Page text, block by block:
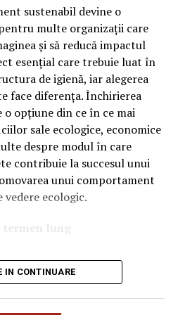
numărul mare de aprobări
o gamă de uleiuri dezvoltate
care necesită performanțe
numeroase specificații ale
în special motoarelor
inclusiv celor echipate cu:
sustenabil devine o
multe organizații care
și să reducă impactul
esențial care trebuie luat în
de igienă, iar alegerea
face diferența. Închirierea
opțiune din ce în ce mai
sale ecologice, economice
despre modul în care
contribuie la succesul unui
unui comportament
ecologic.
lung
avantaje ale activității
este economia de costuri.
o opțiune mai rentabilă decât
IN CONTINUARE